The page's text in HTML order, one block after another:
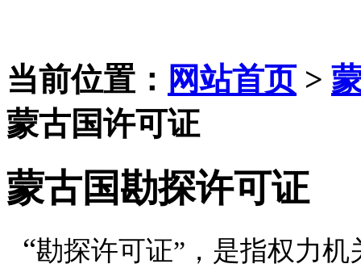
当前位置： 网站首页>
蒙古国许可证
蒙古国勘探许可证
“勘探许可证”，是指权力